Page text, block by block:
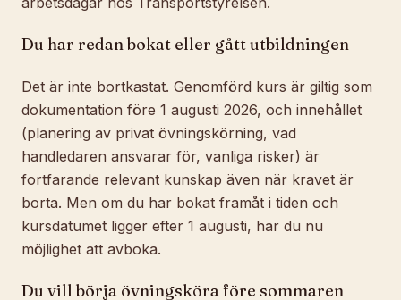
Du har redan bokat eller gått utbildningen
Det är inte bortkastat. Genomförd kurs är giltig som
dokumentation före 1 augusti 2026, och innehållet
(planering av privat övningskörning, vad
handledaren ansvarar för, vanliga risker) är
fortfarande relevant kunskap även när kravet är
borta. Men om du har bokat framåt i tiden och
kursdatumet ligger efter 1 augusti, har du nu
möjlighet att avboka.
Du vill börja övningsköra före sommaren